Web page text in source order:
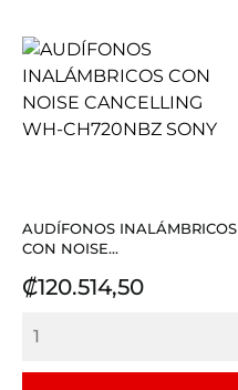
AUDÍFONOS INALÁMBRICOS
CON NOISE...
Precio
₡120.514,50